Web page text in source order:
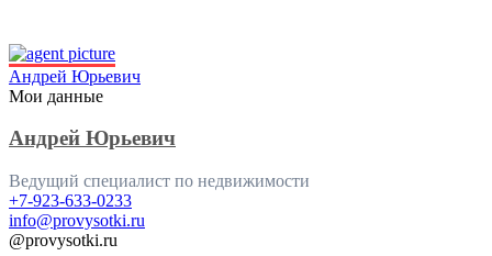
Андрей Юрьевич
Мои данные
Андрей Юрьевич
Ведущий специалист по недвижимости
+7-923-633-0233
info@provysotki.ru
@provysotki.ru